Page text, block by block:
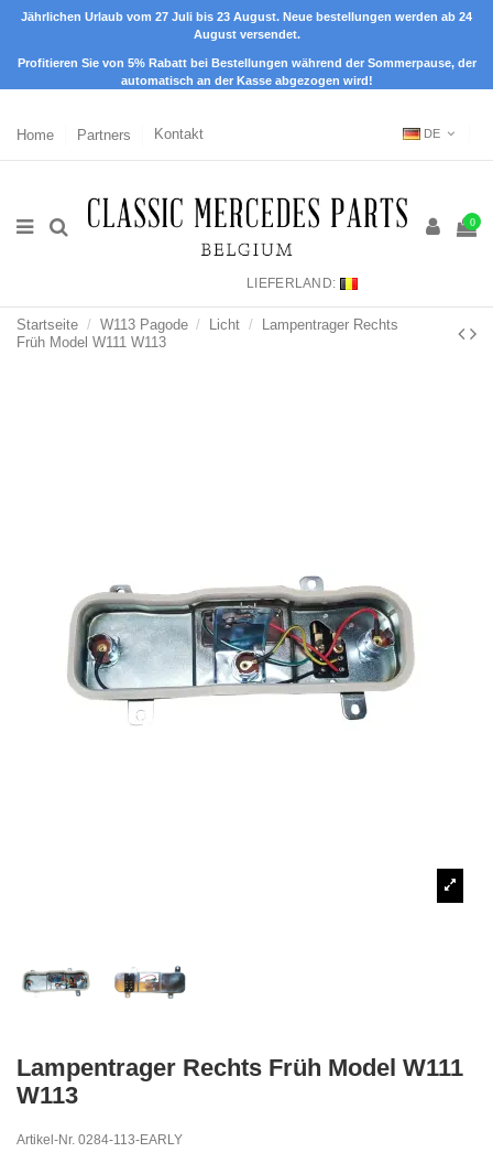
Jährlichen Urlaub vom 27 Juli bis 23 August. Neue bestellungen werden ab 24
August versendet.
Profitieren Sie von 5% Rabatt bei Bestellungen während der Sommerpause, der
automatisch an der Kasse abgezogen wird!
Home Partners Kontakt DE
0
LIEFERLAND:
Startseite W113 Pagode Licht
Lampentrager Rechts
Früh Model W111 W113
Lampentrager Rechts Früh Model W111
W113
Artikel-Nr. 0284-113-EARLY